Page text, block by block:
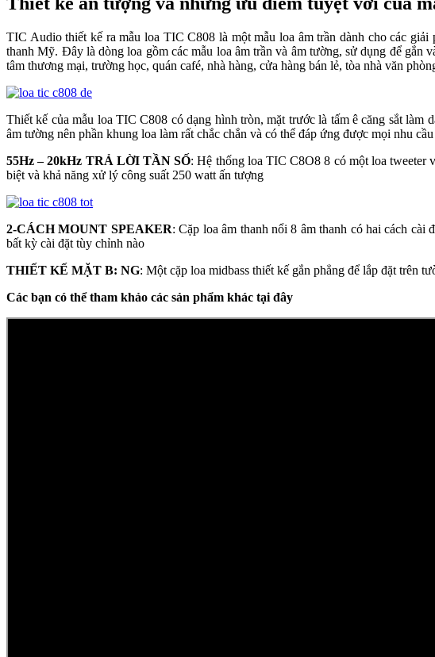
TIC Audio thiết kế ra mẫu loa TIC C808 là một mẫu loa âm trần dành cho các
thanh Mỹ. Đây là dòng loa gồm các mẫu loa âm trần và âm tường, sử dụng để gắn
tâm thương mại, trường học, quán café, nhà hàng, cửa hàng bán lẻ, tòa nhà văn
Thiết kế của mẫu loa TIC C808 có dạng hình tròn, mặt trước là tấm ê căng sắt
âm tường nên phần khung loa làm rất chắc chắn và có thể đáp ứng được mọi nhu
55Hz – 20kHz TRẢ LỜI TẦN SỐ: Hệ thống loa TIC C8O8 8 có một loa tweeter
biệt và khả năng xử lý công suất 250 watt ấn tượng
2-CÁCH MOUNT SPEAKER: Cặp loa âm thanh nổi 8 âm thanh có hai cách
bất kỳ cài đặt tùy chỉnh nào
THIẾT KẾ MẶT B: NG: Một cặp loa midbass thiết kế gắn phẳng để lắp đặt trên
Các bạn có thể tham khảo các sản phẩm khác tại đây